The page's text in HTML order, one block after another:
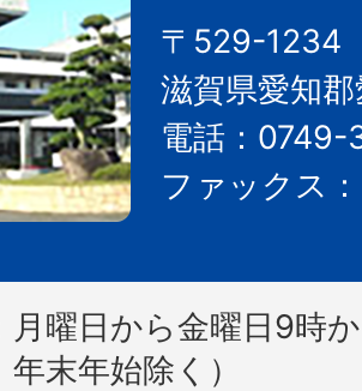
〒529-
滋賀県愛知
電話：0749-
ファックス
月曜日から金曜日9時
年末年始除く）